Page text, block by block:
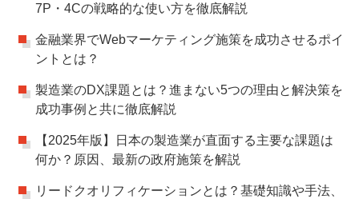
7P・4Cの戦略的な使い方を徹底解説
金融業界でWebマーケティング施策を成功させるポイ
ントとは？
製造業のDX課題とは？進まない5つの理由と解決策を
成功事例と共に徹底解説
【2025年版】日本の製造業が直面する主要な課題は
何か？原因、最新の政府施策を解説
リードクオリフィケーションとは？基礎知識や手法、